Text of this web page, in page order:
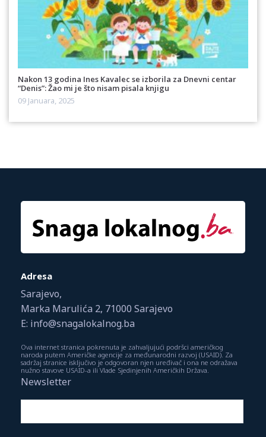
Nakon 13 godina Ines Kavalec se izborila za Dnevni centar
“Denis”: Žao mi je što nisam pisala knjigu
09 Januara, 2025
Adresa
Sarajevo,
Marka Marulića 2, 71000 Sarajevo
E: info@snagalokalnog.ba
Ova internet stranica pokrenuta je zahvaljujući podršci američkog
naroda putem Američke agencije za međunarodni razvoj (USAID). Za
sadržaj stranice isključivo je odgovoran njen uređivač i ona ne odražava
nužno stavove USAID-a ili Vlade Sjedinjenih Američkih Država.
Newsletter